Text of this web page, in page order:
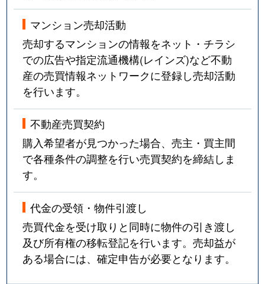
マンション売却活動
売却するマンションの情報をネット・チラシ
での広告や指定流通機構(レインズ)など不動
産の売買情報ネットワークに登録し売却活動
を行います。
不動産売買契約
購入希望者が見つかった場合、売主・買主間
で各種条件の調整を行い売買契約を締結しま
す。
代金の受領・物件引渡し
売買代金を受け取りと同時に物件の引き渡し
及び所有権の移転登記を行います。売却益が
ある場合には、確定申告が必要となります。